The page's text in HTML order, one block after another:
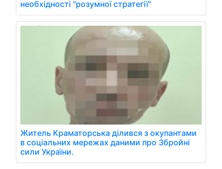
необхідності "розумної стратегії"
Житель Краматорська ділився з окупантами
в соціальних мережах даними про Збройні
сили України.